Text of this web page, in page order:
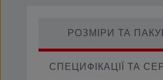
РОЗМІРИ ТА
СПЕЦИФІКАЦІЇ ТА